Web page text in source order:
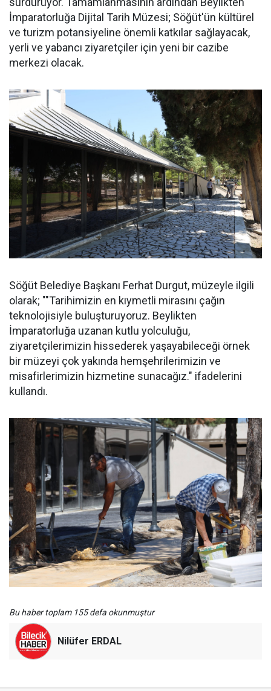
İmparatorluğa Dijital Tarih Müzesi; Söğüt'ün kültürel
ve turizm potansiyeline önemli katkılar sağlayacak,
yerli ve yabancı ziyaretçiler için yeni bir cazibe
merkezi olacak.
Söğüt Belediye Başkanı Ferhat Durgut, müzeyle ilgili
olarak; ""Tarihimizin en kıymetli mirasını çağın
teknolojisiyle buluşturuyoruz. Beylikten
İmparatorluğa uzanan kutlu yolculuğu,
ziyaretçilerimizin hissederek yaşayabileceği örnek
bir müzeyi çok yakında hemşehrilerimizin ve
misafirlerimizin hizmetine sunacağız." ifadelerini
kullandı.
Bu haber toplam 155 defa okunmuştur
Nilüfer ERDAL